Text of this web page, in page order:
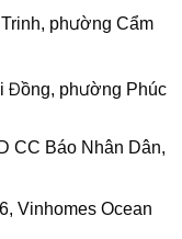
phường Cẩm
Đồng, phường Phúc
CC Báo Nhân Dân,
Vinhomes Ocean